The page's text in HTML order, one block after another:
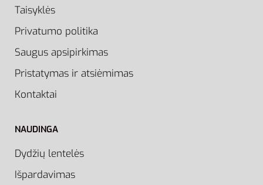
Taisyklės
Privatumo politika
Saugus apsipirkimas
Pristatymas ir atsiėmimas
Kontaktai
NAUDINGA
Dydžių lentelės
Išpardavimas